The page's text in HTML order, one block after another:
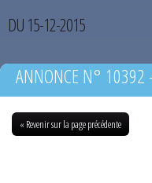
DU 15-12-2015
ANNONCE N° 10392
« Revenir sur la page précédente